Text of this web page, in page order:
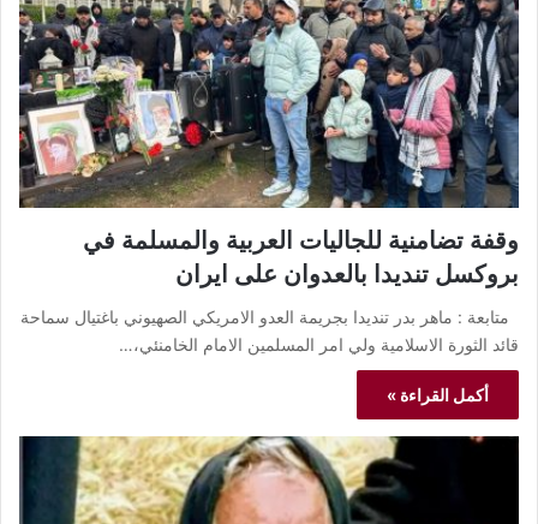
وقفة تضامنية للجاليات العربية والمسلمة في
بروكسل تنديدا بالعدوان على ايران
متابعة : ماهر بدر تنديدا بجريمة العدو الامريكي الصهيوني باغتيال سماحة
قائد الثورة الاسلامية ولي امر المسلمين الامام الخامنئي،…
أكمل القراءة »